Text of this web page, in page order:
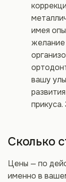
имея
желание
вашу
Сколько
Цены — по
именно в